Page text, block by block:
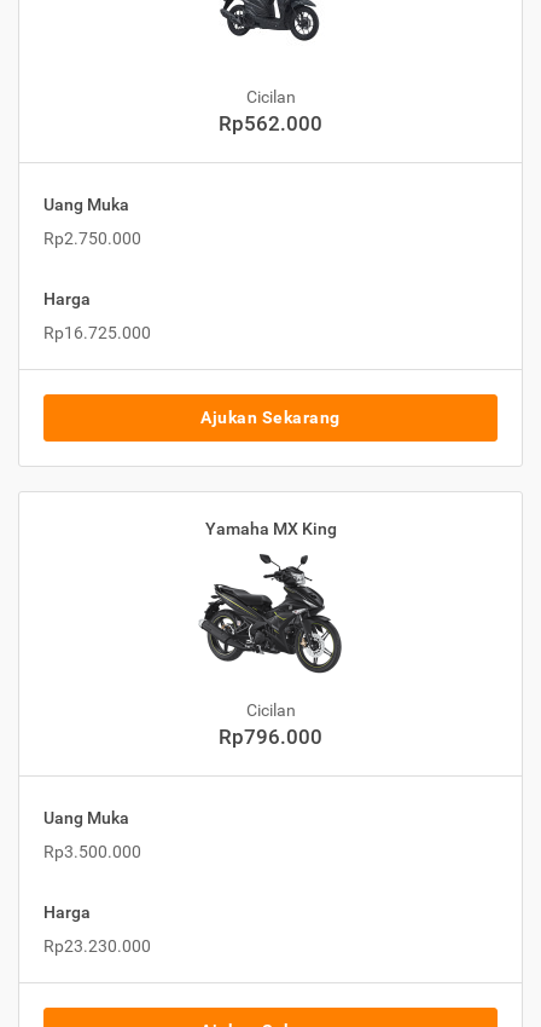
Cicilan
Rp562.000
Uang Muka
Rp2.750.000
Harga
Rp16.725.000
Ajukan Sekarang
Yamaha MX King
Cicilan
Rp796.000
Uang Muka
Rp3.500.000
Harga
Rp23.230.000